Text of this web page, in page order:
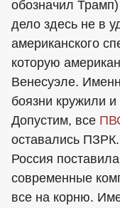
обозначил
дело здесь не в
американского
которую
Венесуэле.
боязни кружили
Допустим, все
оставались
Россия
современные
все на корню.